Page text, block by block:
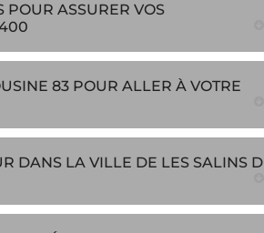
POUR ASSURER VOS
83 POUR ALLER À VOTRE
DANS LA VILLE DE LES SALINS D